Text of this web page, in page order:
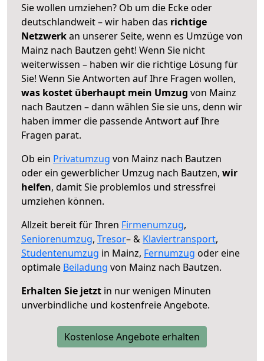
Sie wollen umziehen? Ob um die Ecke oder
deutschlandweit – wir haben das richtige
Netzwerkan unserer Seite, wenn es Umzüge von
Mainz nach Bautzen geht! Wenn Sie nicht
weiterwissen – haben wir die richtige Lösung für
Sie! Wenn Sie Antworten auf Ihre Fragen wollen,
was kostet überhaupt mein Umzug von Mainz
nach Bautzen – dann wählen Sie sie uns, denn wir
haben immer die passende Antwort auf Ihre
Fragen parat.
Ob ein Privatumzug von Mainz nach Bautzen
oder ein gewerblicher Umzug nach Bautzen, wir
helfen, damit Sie problemlos und stressfrei
umziehen können.
Allzeit bereit für Ihren Firmenumzug,
Seniorenumzug, Tresor– & Klaviertransport,
Studentenumzug in Mainz, Fernumzug oder eine
optimale Beiladung von Mainz nach Bautzen.
Erhalten Sie jetzt in nur wenigen Minuten
unverbindliche und kostenfreie Angebote.
Kostenlose Angebote erhalten